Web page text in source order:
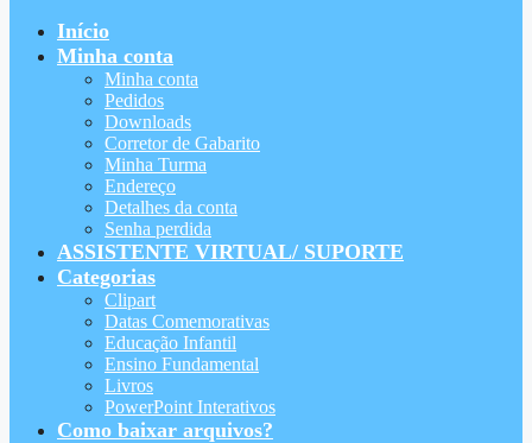
Início
Minha conta
Minha conta
Pedidos
Downloads
Corretor de Gabarito
Minha Turma
Endereço
Detalhes da conta
Senha perdida
ASSISTENTE VIRTUAL/ SUPORTE
Categorias
Clipart
Datas Comemorativas
Educação Infantil
Ensino Fundamental
Livros
PowerPoint Interativos
Como baixar arquivos?